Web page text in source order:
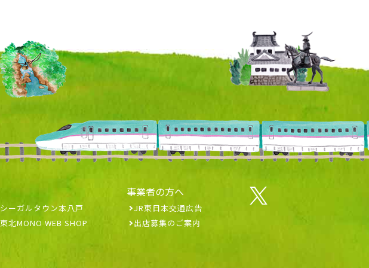
シーガルタウン本八戸
東北MONO WEB SHOP
事業者の方へ
JR東日本交通広告
出店募集のご案内